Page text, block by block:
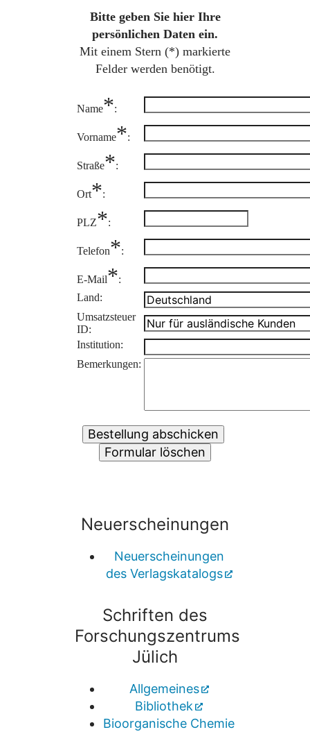
Bitte geben Sie hier Ihre
persönlichen Daten ein.
Mit einem Stern (*) markierte
Felder werden benötigt.
Name*:
Vorname*:
Straße*:
Ort*:
PLZ*:
Telefon*:
E-Mail*:
Land:
Umsatzsteuer
ID:
Institution:
Bemerkungen:
Neuerscheinungen
Neuerscheinungen
des Verlagskatalogs
Schriften des
Forschungszentrums
Jülich
Allgemeines
Bibliothek
Bioorganische Chemie